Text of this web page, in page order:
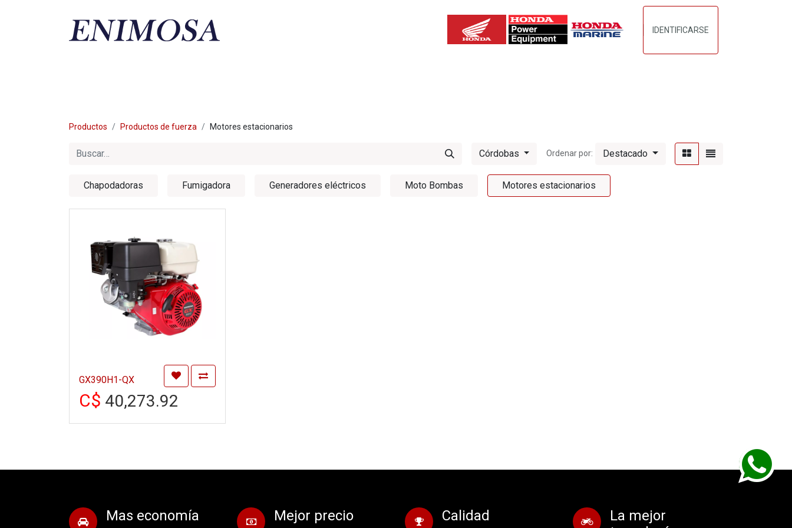
IDENTIFICARSE
Productos Productos de fuerza Motores estacionarios
Córdobas Ordenar por: Destacado
Chapodadoras Fumigadora Generadores eléctricos Moto Bombas Motores estacionarios
GX390H1-QX
C$ 40,273.92
Mas economía Mejor precio Calidad
La mejor